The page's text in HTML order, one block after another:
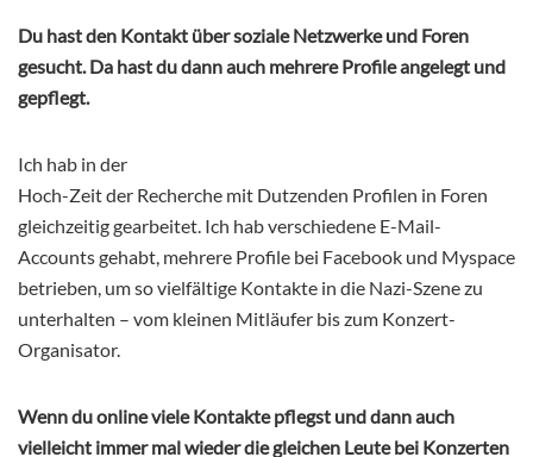
Du hast den Kontakt über soziale Netzwerke und Foren
gesucht. Da hast du dann auch mehrere Profile angelegt und
gepflegt.
Ich hab in der
Hoch-Zeit der Recherche mit Dutzenden Profilen in Foren
gleichzeitig gearbeitet. Ich hab verschiedene E-Mail-
Accounts gehabt, mehrere Profile bei Facebook und Myspace
betrieben, um so vielfältige Kontakte in die Nazi-Szene zu
unterhalten – vom kleinen Mitläufer bis zum Konzert-
Organisator.
Wenn du online viele Kontakte pflegst und dann auch
vielleicht immer mal wieder die gleichen Leute bei Konzerten